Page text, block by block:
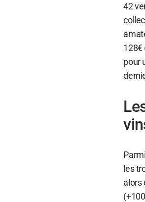
42
128€
pour
les
alors